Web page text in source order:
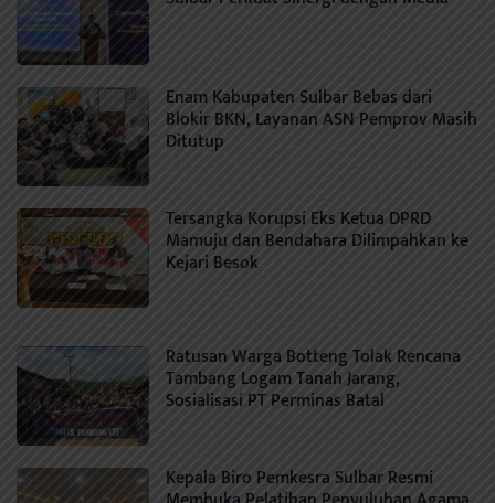
Enam Kabupaten Sulbar Bebas dari
Blokir BKN, Layanan ASN Pemprov Masih
Ditutup
Tersangka Korupsi Eks Ketua DPRD
Mamuju dan Bendahara Dilimpahkan ke
Kejari Besok
Ratusan Warga Botteng Tolak Rencana
Tambang Logam Tanah Jarang,
Sosialisasi PT Perminas Batal
Kepala Biro Pemkesra Sulbar Resmi